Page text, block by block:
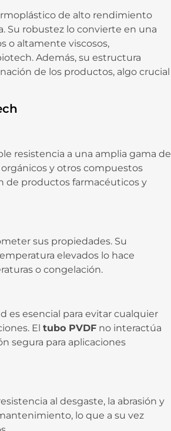
de alto rendimiento
Su robustez lo convierte en una
o altamente viscosos,
Además, su estructura
de los productos, algo crucial
resistencia a una amplia gama de
y otros compuestos
de productos farmacéuticos y
sus propiedades. Su
elevados lo hace
o congelación.
es esencial para evitar cualquier
Eltubo PVDF no interactúa
segura para aplicaciones
al desgaste, la abrasión y
lo que a su vez